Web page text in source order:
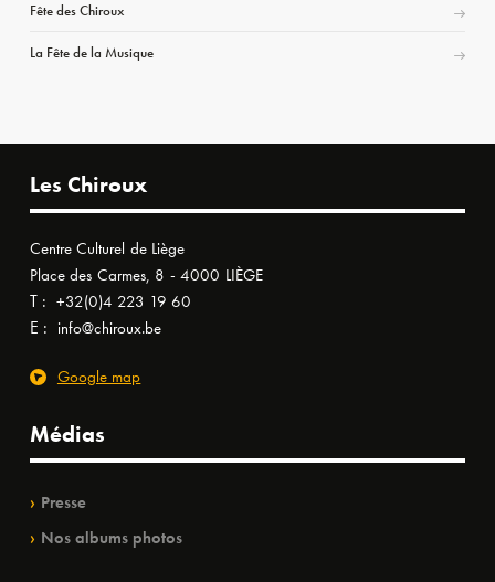
Fête des Chiroux
La Fête de la Musique
Les Chiroux
Centre Culturel de Liège
Place des Carmes, 8 - 4000 LIÈGE
T : +32(0)4 223 19 60
E : info@chiroux.be
Google map
Médias
Presse
Nos albums photos